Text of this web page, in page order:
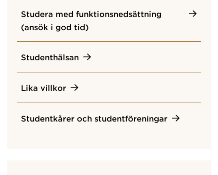
Studera med funktionsnedsättning
(ansök i god tid)
Studenthälsan
Lika villkor
Studentkårer och studentföreningar